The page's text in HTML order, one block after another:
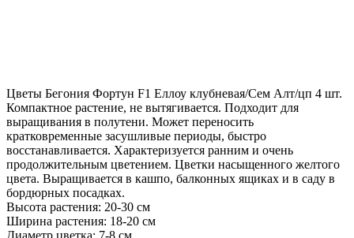
Цветы Бегония Фортун F1 Еллоу клубневая/Сем Алт/цп 4 шт.
Компактное растение, не вытягивается. Подходит для
выращивания в полутени. Может переносить
кратковременные засушливые периоды, быстро
восстанавливается. Характеризуется ранним и очень
продолжительным цветением. Цветки насыщенного желтого
цвета. Выращивается в кашпо, балконных ящиках и в саду в
бордюрных посадках.
Высота растения: 20-30 см
Ширина растения: 18-20 см
Диаметр цветка: 7-8 см